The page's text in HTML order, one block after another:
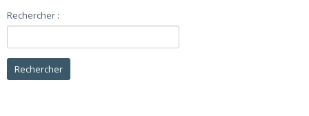
Rechercher :